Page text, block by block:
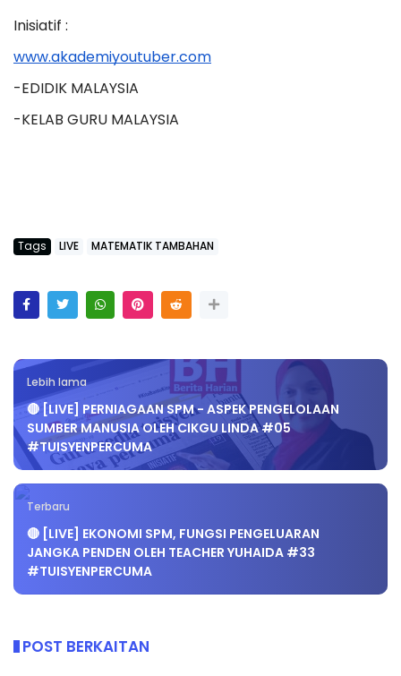
Inisiatif :
www.akademiyoutuber.com
-EDIDIK MALAYSIA
-KELAB GURU MALAYSIA
Tags LIVE MATEMATIK TAMBAHAN
Lebih lama
🔴 [LIVE] PERNIAGAAN SPM - ASPEK PENGELOLAAN
SUMBER MANUSIA OLEH CIKGU LINDA #05
#TUISYENPERCUMA
Terbaru
🔴 [LIVE] EKONOMI SPM, FUNGSI PENGELUARAN
JANGKA PENDEN OLEH TEACHER YUHAIDA #33
#TUISYENPERCUMA
POST BERKAITAN